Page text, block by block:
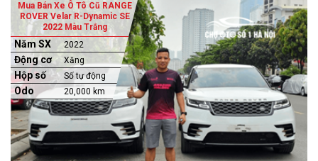
Mua Bán Xe Ô Tô Cũ RANGE
ROVER Velar R-Dynamic SE
2022 Màu Trắng
Năm SX 2022
Động cơ Xăng
Hộp số Số tự động
Odo 20,000 km